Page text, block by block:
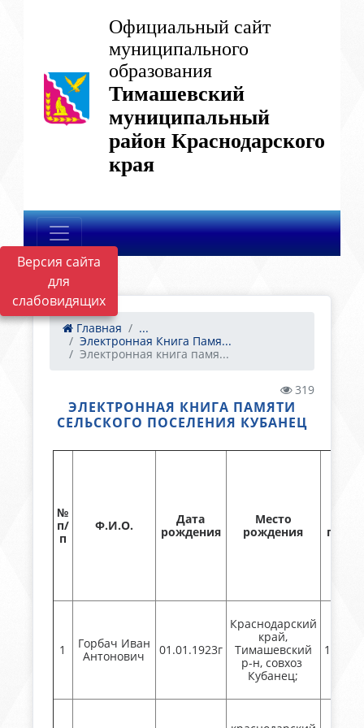
Версия сайта
для
слабовидящих
Официальный сайт
муниципального
образования
Тимашевский
муниципальный
район Краснодарского
края
Главная
...
Электронная Книга Памя...
Электронная книга памя...
319
ЭЛЕКТРОННАЯ КНИГА ПАМЯТИ
СЕЛЬСКОГО ПОСЕЛЕНИЯ КУБАНЕЦ
№
п/
п
Ф.И.О.
Дата
рождения
Место
рождения
1
Горбач Иван
Антонович
01.01.1923г
Краснодарский
край,
Тимашевский
р-н, совхоз
Кубанец;